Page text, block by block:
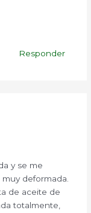
Responder
y se me
deformada.
de aceite de
totalmente,